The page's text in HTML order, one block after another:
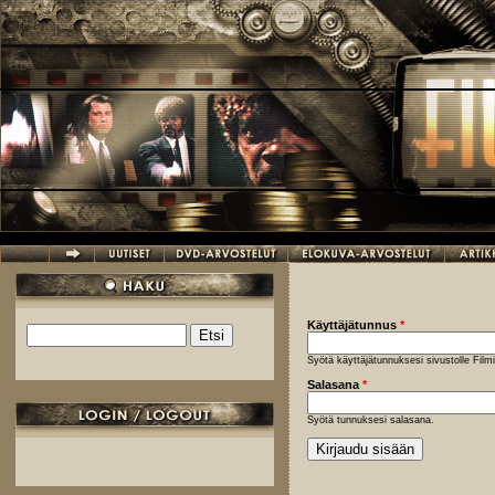
Hyppää pääsisältöön
Hakulomake
Käyttäjätunnus *
Syötä käyttäjätunnuksesi sivustolle
Salasana *
Syötä tunnuksesi salasana.